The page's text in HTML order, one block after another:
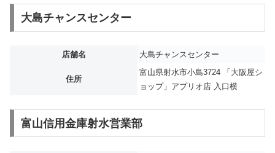
大島チャンスセンター
店舗名 大島チャンスセンター
住所
富山県射水市小島3724 「大阪屋シ
ョップ」アプリオ店 入口横
富山信用金庫射水営業部